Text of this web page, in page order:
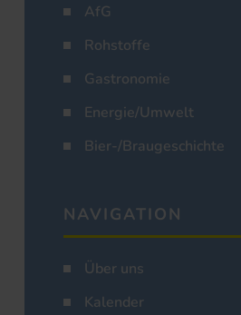
AfG
Rohstoffe
Gastronomie
Energie/Umwelt
Bier-/Braugeschichte
NAVIGATION
Über uns
Kalender